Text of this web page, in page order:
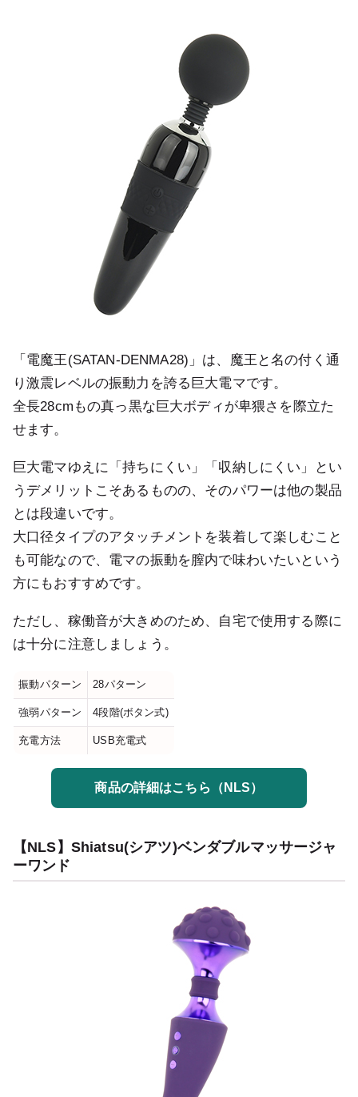
「電魔王(SATAN-DENMA28)」は、魔王と名の付く通
り激震レベルの振動力を誇る巨大電マです。
全長28cmもの真っ黒な巨大ボディが卑猥さを際立た
せます。
巨大電マゆえに「持ちにくい」「収納しにくい」とい
うデメリットこそあるものの、そのパワーは他の製品
とは段違いです。
大口径タイプのアタッチメントを装着して楽しむこと
も可能なので、電マの振動を膣内で味わいたいという
方にもおすすめです。
ただし、稼働音が大きめのため、自宅で使用する際に
は十分に注意しましょう。
振動パターン 28パターン
強弱パターン 4段階(ボタン式)
充電方法 USB充電式
商品の詳細はこちら（NLS）
【NLS】Shiatsu(シアツ)ベンダブルマッサージャ
ーワンド